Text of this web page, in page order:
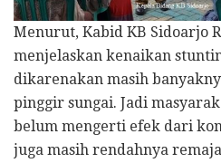
Menurut, Kabid KB Sidoarjo
menjelaskan kenaikan
dikarenakan masih
pinggir sungai. Jadi
belum mengerti efek dari
juga masih rendahnya